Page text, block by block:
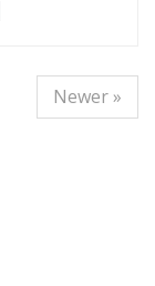
Newer »